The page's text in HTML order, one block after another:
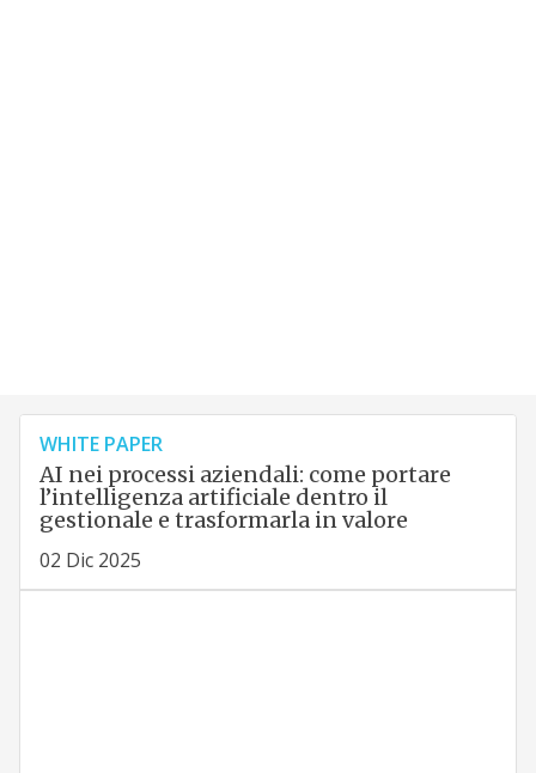
WHITE PAPER
AI nei processi aziendali: come portare
l’intelligenza artificiale dentro il
gestionale e trasformarla in valore
02 Dic 2025